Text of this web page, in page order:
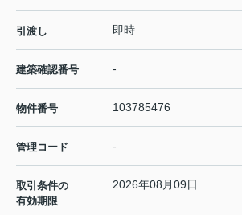
引渡し 即時
建築確認番号 -
物件番号 103785476
管理コード -
取引条件の
有効期限
2026年08月09日